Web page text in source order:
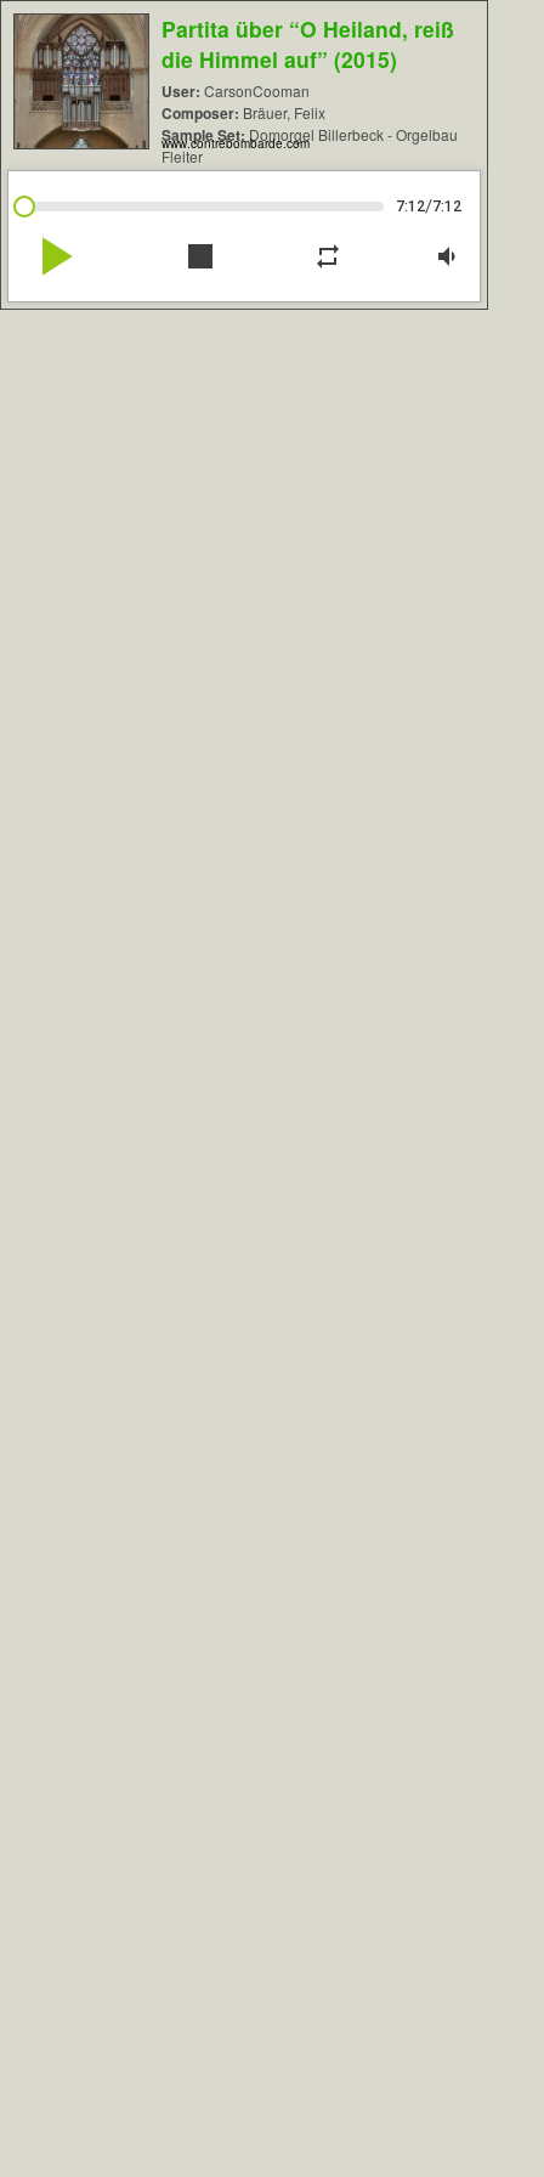
Partita über “O Heiland, reiß
die Himmel auf” (2015)
User: CarsonCooman
Composer: Bräuer, Felix
Sample Set: Domorgel Billerbeck - Orgelbau
Fleiter
www.contrebombarde.com
7:12/7:12
play_arrow stop repeat volume_down